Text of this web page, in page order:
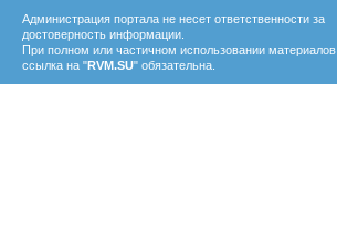
Администрация портала не несет ответственности за
достоверность информации.
При полном или частичном использовании материалов
ссылка на "RVM.SU" обязательна.